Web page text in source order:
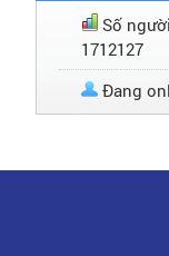
Số
1712127
Đang